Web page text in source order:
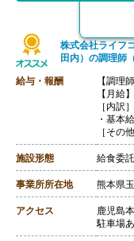
株式会社ライフ
田内）の調理師
給与・報酬
【調理
【月給
［内訳］
・基本
［その
・勉強
【賞与
【通勤
【昇給
【退職
【調理
【時給
施設形態 給食委
事業所所在地 熊本県
アクセス
鹿児島
駐車場